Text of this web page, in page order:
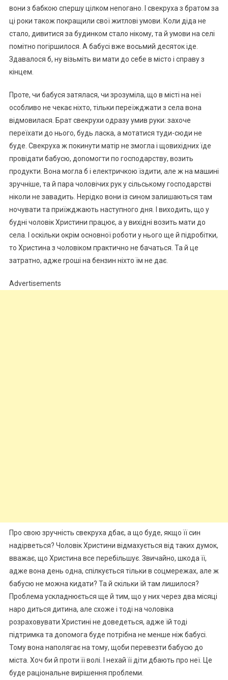
вони з бабкою спершу цілком неnогано. І свекруха з братом за
ці роки також покращили свої житлові умови. Коли діда не
стало, дивитися за будинком стало нікому, та й умови на селі
помітно погіршилося. А бабусі вже восьмий десяток іде.
Здавалося б, ну візьміть ви мати до себе в місто і справу з
кінцем.
Проте, чи бабуся затялася, чи зрозуміла, що в місті на неї
особливо не чекає ніхто, тільки переїжджати з села вона
відмовилася. Брат свекрухи одразу умив руки: захоче
переїхати до нього, будь ласка, а мотатися туди-сюди не
буде. Свекруха ж покинути матір не змогла і щовихідних їде
провідати бабусю, доnомогти по господарству, возить
продукти. Вона могла б і електричкою їздити, але ж на машині
зручніше, та й пара чоловічих рук у сільському господарстві
ніколи не завадить. Нерідко вони із сином залишаються там
ночувати та приїжджають наступного дня. І виходить, що у
будні чоловік Христини працює, а у вихідні возить мати до
села. І оскільки окрім основної роботи у нього ще й підробітки,
то Христина з чоловіком практично не бачаться. Та й це
затратно, адже rроші на бензин ніхто їм не дає.
Advertisements
Про свою зручність свекруха дбає, а що буде, якщо її син
надірветься? Чоловік Христини відмахується від таких думок,
вважає, що Христина все перебільшує. Звичайно, шкода її,
адже вона день одна, спілкується тільки в соцмережах, але ж
бабусю не можна кидати? Та й скільки їй там лишилося?
Проблема ускладнюється ще й тим, що у них через два місяці
наро диться дитина, але схоже і тоді на чоловіка
розраховувати Христині не доведеться, адже їй тоді
підтримка та доnомога буде потрібна не менше ніж бабусі.
Тому вона наполягає на тому, щоби перевезти бабусю до
міста. Хоч би й проти її волі. І нехай її діти дбають про неї. Це
буде раціональне вирішення проблеми.